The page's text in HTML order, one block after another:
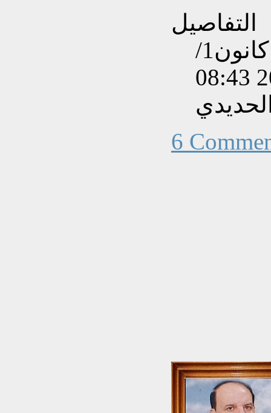
التفاصيل
تم إنشاءه بتاريخ الأربعاء, 02 كانون1/
6